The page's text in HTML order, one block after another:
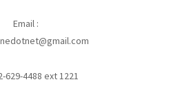
Email :
629-4488 ext 1221